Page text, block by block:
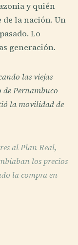
y quién
la nación. Un
Lo
generación.
las viejas
Pernambuco
la movilidad de
al Plan Real,
los precios
la compra en